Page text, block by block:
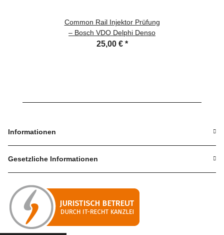
Common Rail Injektor Prüfung
– Bosch VDO Delphi Denso
25,00 € *
Informationen
Gesetzliche Informationen